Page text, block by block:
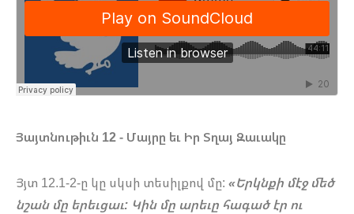
Յայտնութիւն 12 - Մայրը եւ Իր Տղայ Զաւակը
Յյտ 12.1-2-ը կը սկսի տեսիլքով մը: «Երկնքի մէջ մեծ
նշան մը երեւցաւ: Կին մը արեւը հագած էր ու